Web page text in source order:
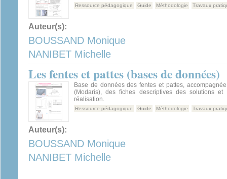
Ressource pédagogique Guide Méthodologie Travaux
Auteur(s):
BOUSSAND Monique
NANIBET Michelle
Les fentes et pattes (bases de données)
Base de données des fentes et pattes,
(Modaris), des fiches descriptives des solutions et
réalisation.
Ressource pédagogique Guide Méthodologie Travaux
Auteur(s):
BOUSSAND Monique
NANIBET Michelle